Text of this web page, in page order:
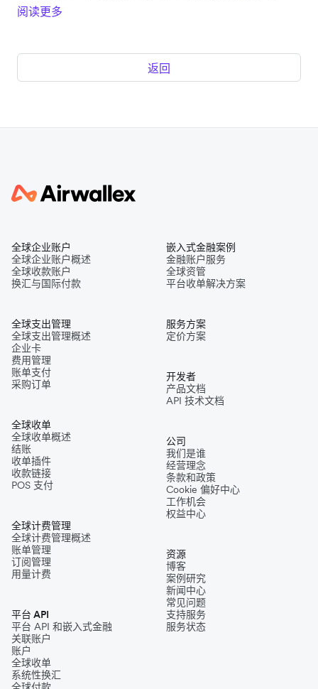
阅读更多
返回
全球企业账户
全球企业账户概述
全球收款账户
换汇与国际付款
全球支出管理
全球支出管理概述
企业卡
费用管理
账单支付
采购订单
全球收单
全球收单概述
结账
收单插件
收款链接
POS 支付
全球计费管理
全球计费管理概述
账单管理
订阅管理
用量计费
平台 API
平台 API 和嵌入式金融
关联账户
账户
全球收单
系统性换汇
嵌入式金融案例
金融账户服务
全球资管
平台收单解决方案
服务方案
定价方案
开发者
产品文档
API 技术文档
公司
我们是谁
经营理念
条款和政策
Cookie 偏好中心
工作机会
权益中心
资源
博客
案例研究
新闻中心
常见问题
支持服务
服务状态